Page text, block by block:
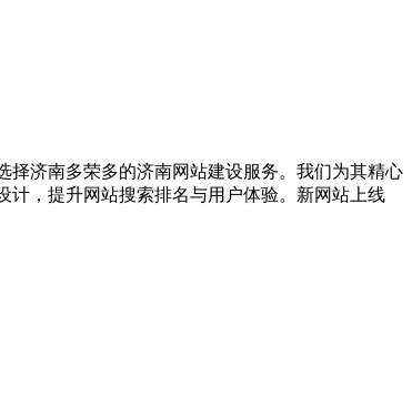
择济南多荣多的济南网站建设服务。我们为其精心
计，提升网站搜索排名与用户体验。新网站上线